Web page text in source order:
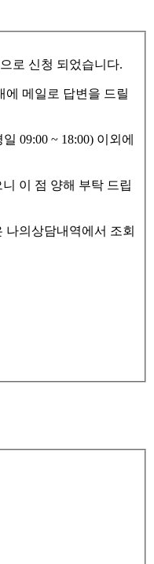
로 신청 되었습니다.
에 메일로 답변을 드릴
09:00 ~ 18:00) 이외에
이 점 양해 부탁 드립
나의상담내역에서 조회